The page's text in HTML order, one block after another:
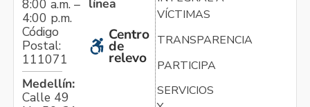
8:00 a.m. –
4:00 p.m.
Código
Postal:
111071
Medellín:
Calle 49
línea
Centro
de
relevo
VÍCTIMAS
TRANSPARENCIA
PARTICIPA
SERVICIOS